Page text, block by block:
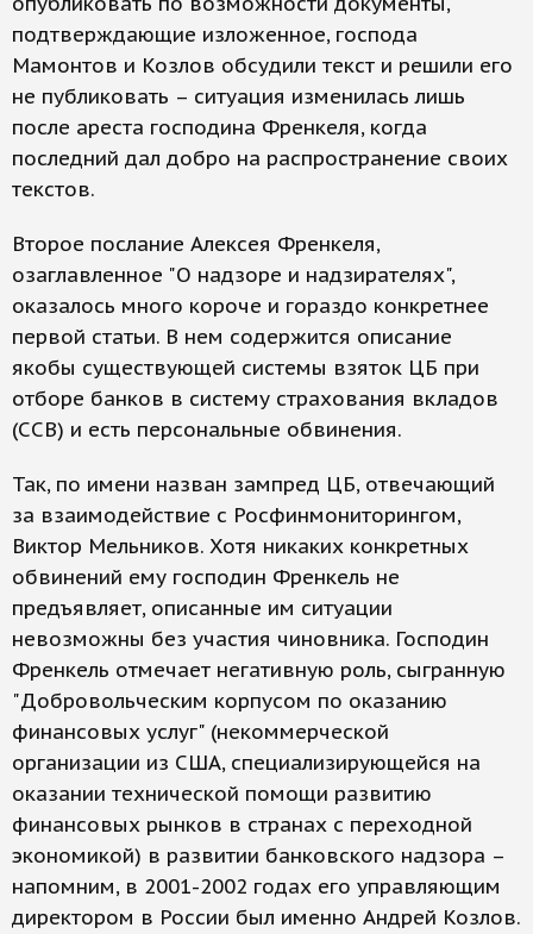
подтверждающие изложенное, господа
Мамонтов и Козлов обсудили текст и решили его
не публиковать – ситуация изменилась лишь
после ареста господина Френкеля, когда
последний дал добро на распространение своих
текстов.
Второе послание Алексея Френкеля,
озаглавленное "О надзоре и надзирателях",
оказалось много короче и гораздо конкретнее
первой статьи. В нем содержится описание
якобы существующей системы взяток ЦБ при
отборе банков в систему страхования вкладов
(ССВ) и есть персональные обвинения.
Так, по имени назван зампред ЦБ, отвечающий
за взаимодействие с Росфинмониторингом,
Виктор Мельников. Хотя никаких конкретных
обвинений ему господин Френкель не
предъявляет, описанные им ситуации
невозможны без участия чиновника. Господин
Френкель отмечает негативную роль, сыгранную
"Добровольческим корпусом по оказанию
финансовых услуг" (некоммерческой
организации из США, специализирующейся на
оказании технической помощи развитию
финансовых рынков в странах с переходной
экономикой) в развитии банковского надзора –
напомним, в 2001-2002 годах его управляющим
директором в России был именно Андрей Козлов.